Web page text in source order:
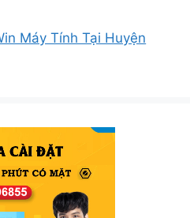
Máy Tính Tại Huyện